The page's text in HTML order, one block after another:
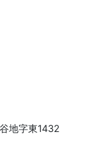
地字東1432